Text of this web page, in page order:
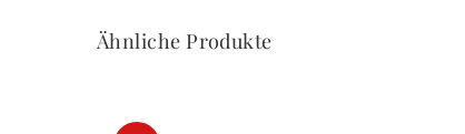
Ähnliche Produkte